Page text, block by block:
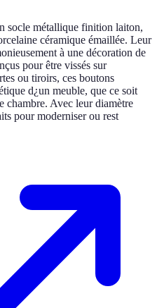
socle métallique finition laiton,
céramique émaillée. Leur
à une décoration de
pour être vissés sur
ou tiroirs, ces boutons
d¿un meuble, que ce soit
chambre. Avec leur diamètre
pour moderniser ou rest